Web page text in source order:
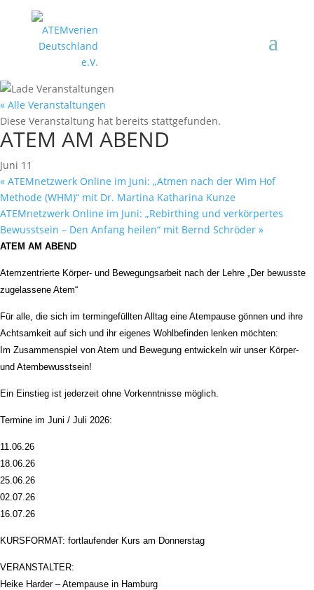
« Alle Veranstaltungen
Diese Veranstaltung hat bereits stattgefunden.
ATEM AM ABEND
Juni 11
« ATEMnetzwerk Online im Juni: „Atmen nach der Wim Hof
Methode (WHM)“ mit Dr. Martina Katharina Kunze
ATEMnetzwerk Online im Juni: „Rebirthing und verkörpertes
Bewusstsein – Den Anfang heilen“ mit Bernd Schröder »
ATEM AM ABEND
Atemzentrierte Körper- und Bewegungsarbeit nach der Lehre „Der bewusste
zugelassene Atem“
Für alle, die sich im termingefüllten Alltag eine Atempause gönnen und ihre
Achtsamkeit auf sich und ihr eigenes Wohlbefinden lenken möchten:
Im Zusammenspiel von Atem und Bewegung entwickeln wir unser Körper-
und Atembewusstsein!
Ein Einstieg ist jederzeit ohne Vorkenntnisse möglich.
Termine im Juni / Juli 2026:
11.06.26
18.06.26
25.06.26
02.07.26
16.07.26
KURSFORMAT: fortlaufender Kurs am Donnerstag
VERANSTALTER:
Heike Harder – Atempause in Hamburg